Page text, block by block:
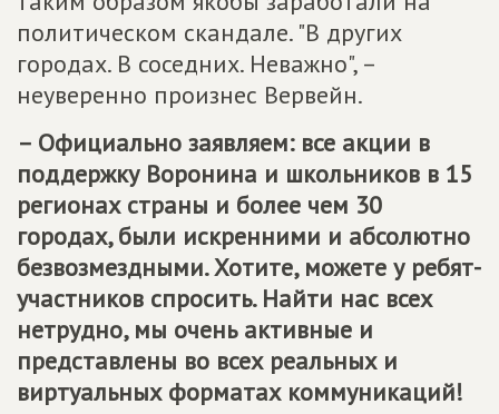
политическом скандале. "В других
городах. В соседних. Неважно", –
неуверенно произнес Вервейн.
– Официально заявляем: все акции в
поддержку Воронина и школьников в 15
регионах страны и более чем 30
городах, были искренними и абсолютно
безвозмездными. Хотите, можете у ребят-
участников спросить. Найти нас всех
нетрудно, мы очень активные и
представлены во всех реальных и
виртуальных форматах коммуникаций!